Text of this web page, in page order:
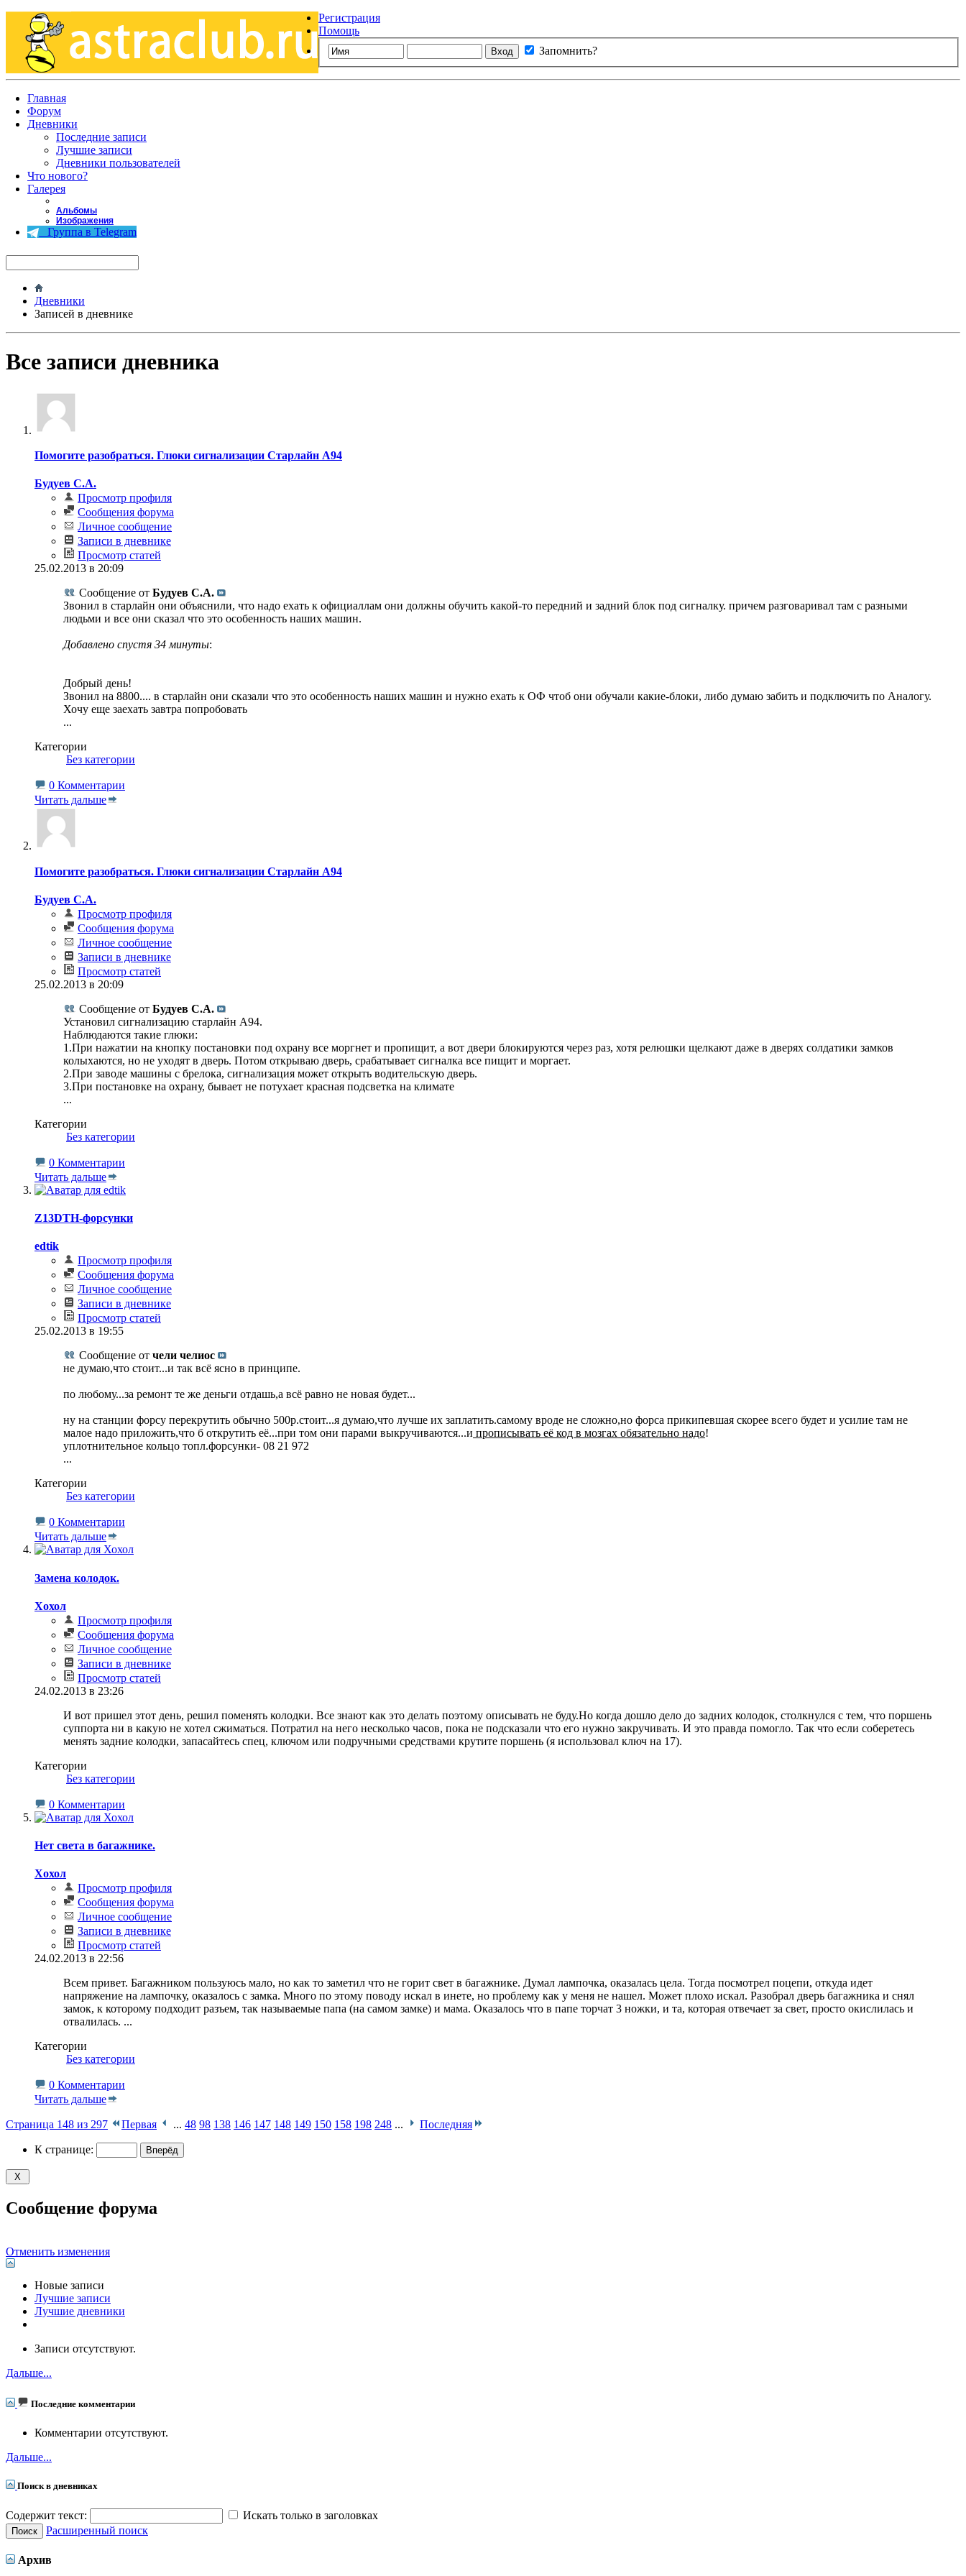
Регистрация
Помощь
Запомнить?
Главная
Форум
Дневники
Последние записи
Лучшие записи
Дневники пользователей
Что нового?
Галерея
Альбомы
Изображения
Группа в Telegram
Дневники
Записей в дневнике
Все записи дневника
Помогите разобраться. Глюки сигнализации Старлайн А94
Будуев С.А.
Просмотр профиля
Сообщения форума
Личное сообщение
Записи в дневнике
Просмотр статей
25.02.2013 в 20:09
Сообщение от Будуев С.А.
Звонил в старлайн они объяснили, что надо ехать к официаллам они должны обучить какой-то передний и задний блок под сигналку. причем разговаривал там с разными
людьми и все они сказал что это особенность наших машин.
Добавлено спустя 34 минуты:
Добрый день!
Звонил на 8800.... в старлайн они сказали что это особенность наших машин и нужно ехать к ОФ чтоб они обучали какие-блоки, либо думаю забить и подключить по Аналогу.
Хочу еще заехать завтра попробовать
...
Категории
Без категории
0 Комментарии
Читать дальше
Помогите разобраться. Глюки сигнализации Старлайн А94
Будуев С.А.
Просмотр профиля
Сообщения форума
Личное сообщение
Записи в дневнике
Просмотр статей
25.02.2013 в 20:09
Сообщение от Будуев С.А.
Установил сигнализацию старлайн А94.
Наблюдаются такие глюки:
1.При нажатии на кнопку постановки под охрану все моргнет и пропищит, а вот двери блокируются через раз, хотя релюшки щелкают даже в дверях солдатики замков
колыхаются, но не уходят в дверь. Потом открываю дверь, срабатывает сигналка все пищит и моргает.
2.При заводе машины с брелока, сигнализация может открыть водительскую дверь.
3.При постановке на охрану, бывает не потухает красная подсветка на климате
...
Категории
Без категории
0 Комментарии
Читать дальше
Z13DTH-форсунки
edtik
Просмотр профиля
Сообщения форума
Личное сообщение
Записи в дневнике
Просмотр статей
25.02.2013 в 19:55
Сообщение от чели челиос
не думаю,что стоит...и так всё ясно в принципе.
по любому...за ремонт те же деньги отдашь,а всё равно не новая будет...
ну на станции форсу перекрутить обычно 500р.стоит...я думаю,что лучше их заплатить.самому вроде не сложно,но форса прикипевшая скорее всего будет и усилие там не
малое надо приложить,что б открутить её...при том они парами выкручиваются...и прописывать её код в мозгах обязательно надо!
уплотнительное кольцо топл.форсунки- 08 21 972
...
Категории
Без категории
0 Комментарии
Читать дальше
Замена колодок.
Хохол
Просмотр профиля
Сообщения форума
Личное сообщение
Записи в дневнике
Просмотр статей
24.02.2013 в 23:26
И вот пришел этот день, решил поменять колодки. Все знают как это делать поэтому описывать не буду.Но когда дошло дело до задних колодок, столкнулся с тем, что поршень
суппорта ни в какую не хотел сжиматься. Потратил на него несколько часов, пока не подсказали что его нужно закручивать. И это правда помогло. Так что если соберетесь
менять задние колодки, запасайтесь спец, ключом или подручными средствами крутите поршень (я использовал ключ на 17).
Категории
Без категории
0 Комментарии
Нет света в багажнике.
Хохол
Просмотр профиля
Сообщения форума
Личное сообщение
Записи в дневнике
Просмотр статей
24.02.2013 в 22:56
Всем привет. Багажником пользуюсь мало, но как то заметил что не горит свет в багажнике. Думал лампочка, оказалась цела. Тогда посмотрел поцепи, откуда идет
напряжение на лампочку, оказалось с замка. Много по этому поводу искал в инете, но проблему как у меня не нашел. Может плохо искал. Разобрал дверь багажника и снял
замок, к которому подходит разъем, так называемые папа (на самом замке) и мама. Оказалось что в папе торчат 3 ножки, и та, которая отвечает за свет, просто окислилась и
отвалилась. ...
Категории
Без категории
0 Комментарии
Читать дальше
Страница 148 из 297 Первая ... 48 98 138 146 147 148 149 150 158 198 248 ... Последняя
К странице:
Сообщение форума
Отменить изменения
Новые записи
Лучшие записи
Лучшие дневники
Записи отсутствуют.
Дальше...
Последние комментарии
Комментарии отсутствуют.
Дальше...
Поиск в дневниках
Содержит текст:
Искать только в заголовках
Расширенный поиск
Архив